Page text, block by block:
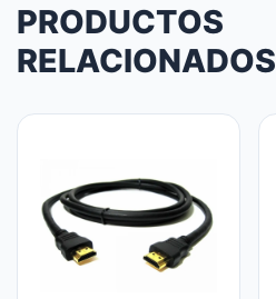
PRODUCTOS
RELACIONADOS